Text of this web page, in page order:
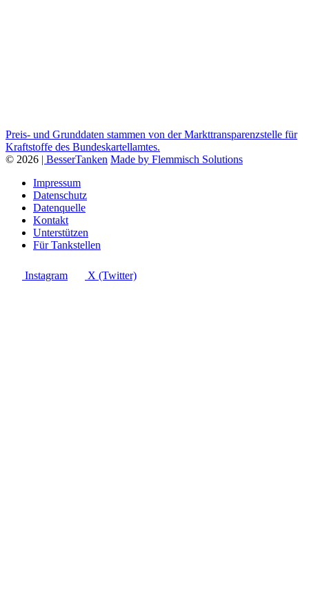
Preis- und Grunddaten stammen von der Markttransparenzstelle für
Kraftstoffe des Bundeskartellamtes.
© 2026 | BesserTanken Made by Flemmisch Solutions
Impressum
Datenschutz
Datenquelle
Kontakt
Unterstützen
Für Tankstellen
Instagram X (Twitter)